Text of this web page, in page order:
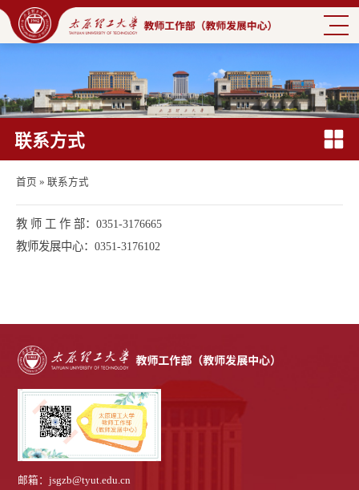
联系方式
首页 » 联系方式
教 师 工 作 部：0351-3176665
教师发展中心：0351-3176102
邮箱：jsgzb@tyut.edu.cn